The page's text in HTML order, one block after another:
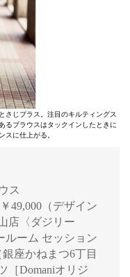
さじプラス。注目のキルティングス
るブラウスはタックインしたときに
スに仕上がる。
ス
49,000（デザイン
店〈ダジリー
ルーム セッション
銀座かねまつ6丁目
［Domaniオリジ